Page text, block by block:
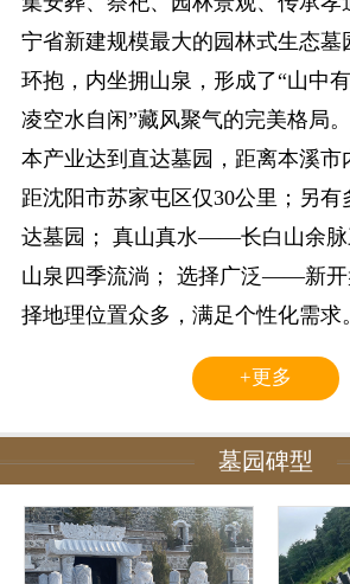
宁省新建规模最大的园林式生态墓
环抱，内坐拥山泉，形成了“山中
凌空水自闲”藏风聚气的完美格
本产业达到直达墓园，距离本溪市
距沈阳市苏家屯区仅30公里；另有
达墓园； 真山真水——长白山余脉
山泉四季流淌； 选择广泛——新开
择地理位置众多，满足个性化需求。
+更多
墓园碑型